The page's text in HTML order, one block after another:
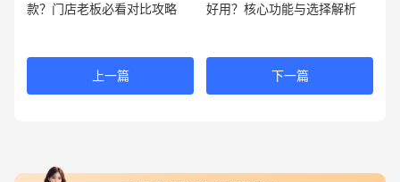
款？门店老板必看对比攻略
上一篇
好用？核心功能与选择解析
下一篇